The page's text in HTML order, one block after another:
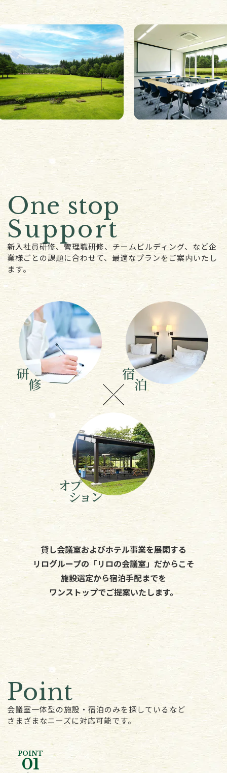
One stop
Support
新入社員研修、管理職研修、チームビルディング、など企
業様ごとの課題に合わせて、最適なプランをご案内いたし
ます。
貸し会議室およびホテル事業を展開する
リログループの「リロの会議室」だからこそ
施設選定から宿泊手配までを
ワンストップでご提案いたします。
Point
会議室一体型の施設・宿泊のみを探しているなど
さまざまなニーズに対応可能です。
POINT
01